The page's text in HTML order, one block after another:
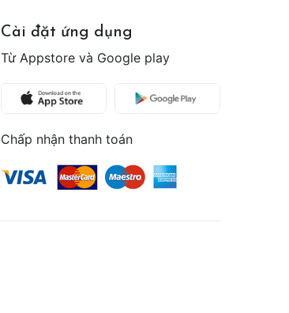
Cài đặt ứng dụng
Từ Appstore và Google play
Chấp nhận thanh toán